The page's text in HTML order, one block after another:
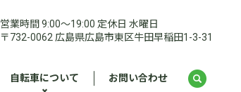
営業時間 9:00～19:00 定休日 水曜日
〒732-0062 広島県広島市東区牛田早稲田1-3-31
自転車について お問い合わせ